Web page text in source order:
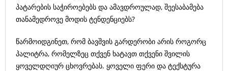
პატარების საჭიროებებს და ამავდროულად, შეესაბამება
თანამედროვე მოდის ტენდენციებს?
წარმოიდგინეთ, რომ ბავშვის გარდერობი არის როგორც
პალიტრა, რომელზეც თქვენ ხატავთ თქვენი შვილის
ყოველდღიურ ცხოვრებას. ყოველი ფერი და ტექსტურა